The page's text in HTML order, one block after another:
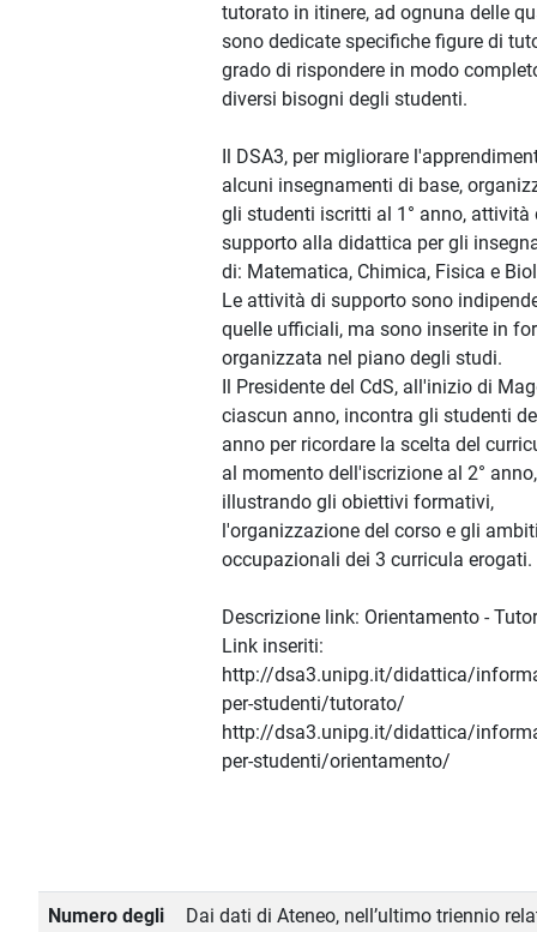
tutorato in itinere, ad ognuna delle
sono dedicate specifiche figure di
grado di rispondere in modo
diversi bisogni degli studenti.
Il DSA3, per migliorare
alcuni insegnamenti di base,
gli studenti iscritti al 1° anno, attività
supporto alla didattica per gli
di: Matematica, Chimica, Fisica e
Le attività di supporto sono
quelle ufficiali, ma sono inserite in
organizzata nel piano degli studi.
Il Presidente del CdS, all'inizio di
ciascun anno, incontra gli studenti
anno per ricordare la scelta del
al momento dell'iscrizione al 2° anno,
illustrando gli obiettivi formativi,
l'organizzazione del corso e gli
occupazionali dei 3 curricula erogati.
Descrizione link: Orientamento -
Link inseriti:
http://dsa3.unipg.it/didattica/
per-studenti/tutorato/
http://dsa3.unipg.it/didattica/
per-studenti/orientamento/
Numero degli
Dai dati di Ateneo, nell’ultimo triennio